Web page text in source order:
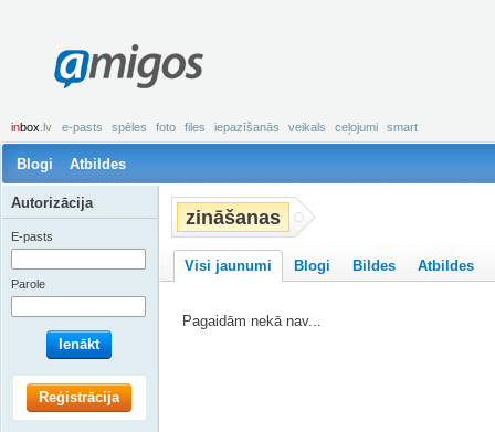
amigos
inbox .lv e-pasts spēles foto files iepazīšanās veikals ceļojumi smart
Blogi Atbildes
zināšanas
Visi jaunumi Blogi Bildes Atbildes
Pagaidām nekā nav...
Autorizācija
E-pasts
Parole
Ienākt
Reģistrācija